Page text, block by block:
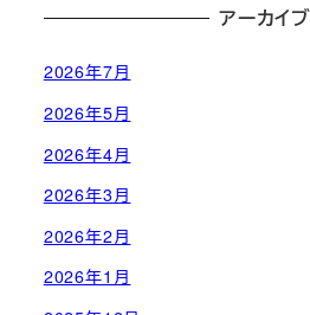
アーカイブ
2026年7月
2026年5月
2026年4月
2026年3月
2026年2月
2026年1月